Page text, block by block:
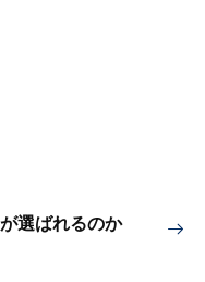
選ばれるのか